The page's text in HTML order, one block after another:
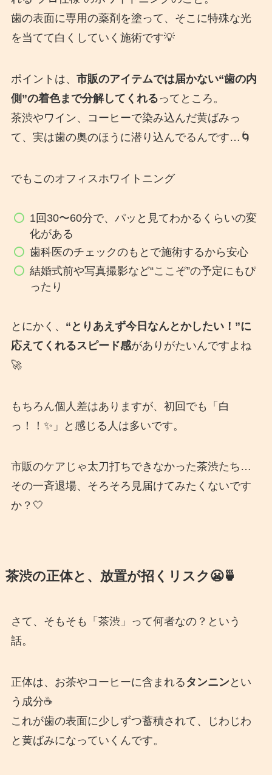
歯の表面に専用の薬剤を塗って、そこに特殊な光
を当てて白くしていく施術です💡
ポイントは、 市販のアイテムでは届かない“歯の内
側”の着色まで分解してくれるってところ。
茶渋やワイン、コーヒーで染み込んだ黄ばみっ
て、実は歯の奥のほうに潜り込んでるんです…🌀
でもこのオフィスホワイトニング
1回30〜60分で、パッと見てわかるくらいの変
化がある
歯科医のチェックのもとで施術するから安心
結婚式前や写真撮影など“ここぞ”の予定にもぴ
ったり
とにかく、 “とりあえず今日なんとかしたい！”に
応えてくれるスピード感がありがたいんですよね
🚀
もちろん個人差はありますが、初回でも「白
っ！！✨」と感じる人は多いです。
市販のケアじゃ太刀打ちできなかった茶渋たち…
その一斉退場、そろそろ見届けてみたくないです
か？🤍
茶渋の正体と、放置が招くリスク😬🍵
さて、そもそも「茶渋」って何者なの？という
話。
正体は、お茶やコーヒーに含まれる タンニンとい
う成分☕️
これが歯の表面に少しずつ蓄積されて、じわじわ
と黄ばみになっていくんです。